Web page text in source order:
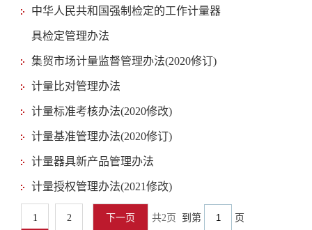
中华人民共和国强制检定的工作计量器
具检定管理办法
集贸市场计量监督管理办法(2020修订)
计量比对管理办法
计量标准考核办法(2020修改)
计量基准管理办法(2020修订)
计量器具新产品管理办法
计量授权管理办法(2021修改)
1 2 下一页 共2页 到第 页